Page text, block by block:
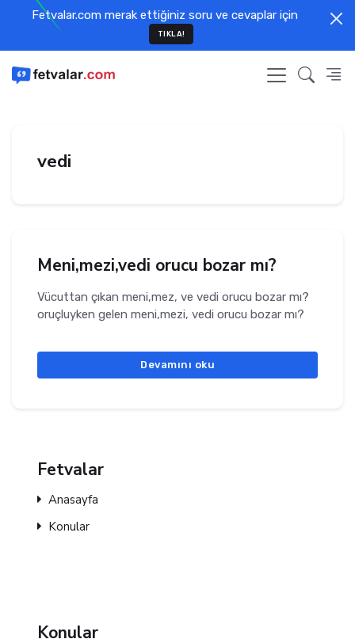
Fetvalar.com merak ettiğiniz soru ve cevaplar için
TIKLA!
vedi
Meni,mezi,vedi orucu bozar mı?
Vücuttan çıkan meni,mez, ve vedi orucu bozar mı?
oruçluyken gelen meni,mezi, vedi orucu bozar mı?
Devamını oku
Fetvalar
Anasayfa
Konular
Konular